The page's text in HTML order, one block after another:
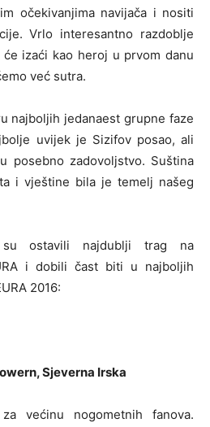
očekivanjima navijača i nositi
Vrlo interesantno razdoblje
izaći kao heroj u prvom danu
već sutra.
najboljih jedanaest grupne faze
uvijek je Sizifov posao, ali
posebno zadovoljstvo. Suština
i vještine bila je temelj našeg
ostavili najdublji trag na
i dobili čast biti u najboljih
2016:
Sjeverna Irska
većinu nogometnih fanova.